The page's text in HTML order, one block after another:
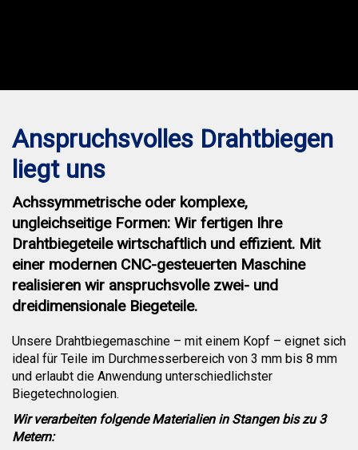
Anspruchsvolles Drahtbiegen
liegt uns
Achssymmetrische oder komplexe,
ungleichseitige Formen: Wir fertigen Ihre
Drahtbiegeteile wirtschaftlich und effizient. Mit
einer modernen CNC-gesteuerten Maschine
realisieren wir anspruchsvolle zwei- und
dreidimensionale Biegeteile.
Unsere Drahtbiegemaschine – mit einem Kopf – eignet sich
ideal für Teile im Durchmesserbereich von 3 mm bis 8 mm
und erlaubt die Anwendung unterschiedlichster
Biegetechnologien.
Wir verarbeiten folgende Materialien in Stangen bis zu 3
Metern: